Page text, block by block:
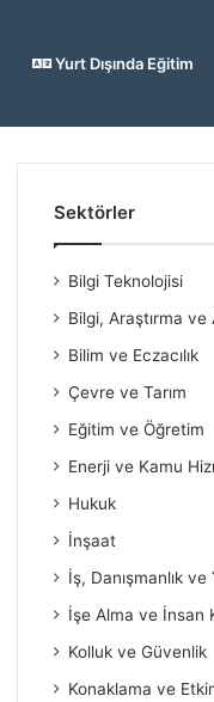
Yurt Dışında Eğitim
Sektörler
Bilgi Teknolojisi
Bilgi, Araştırma ve
Bilim ve Eczacılık
Çevre ve Tarım
Eğitim ve Öğretim
Enerji ve Kamu
Hukuk
İnşaat
İş, Danışmanlık ve
İşe Alma ve İnsan
Kolluk ve Güvenlik
Konaklama ve